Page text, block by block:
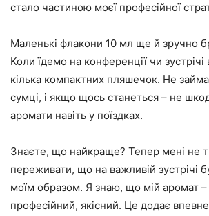
стало частиною моєї професійної
Маленькі флакони 10 мл ще й зручно
Коли їдемо на конференції чи зустрічі
кілька компактних пляшечок. Не
сумці, і якщо щось станеться – не
аромати навіть у поїздках.
Знаєте, що найкраще? Тепер мені не
переживати, що на важливій зустрічі
моїм образом. Я знаю, що мій аромат –
професійний, якісний. Це додає